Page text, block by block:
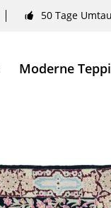
50 Tage
Moderne